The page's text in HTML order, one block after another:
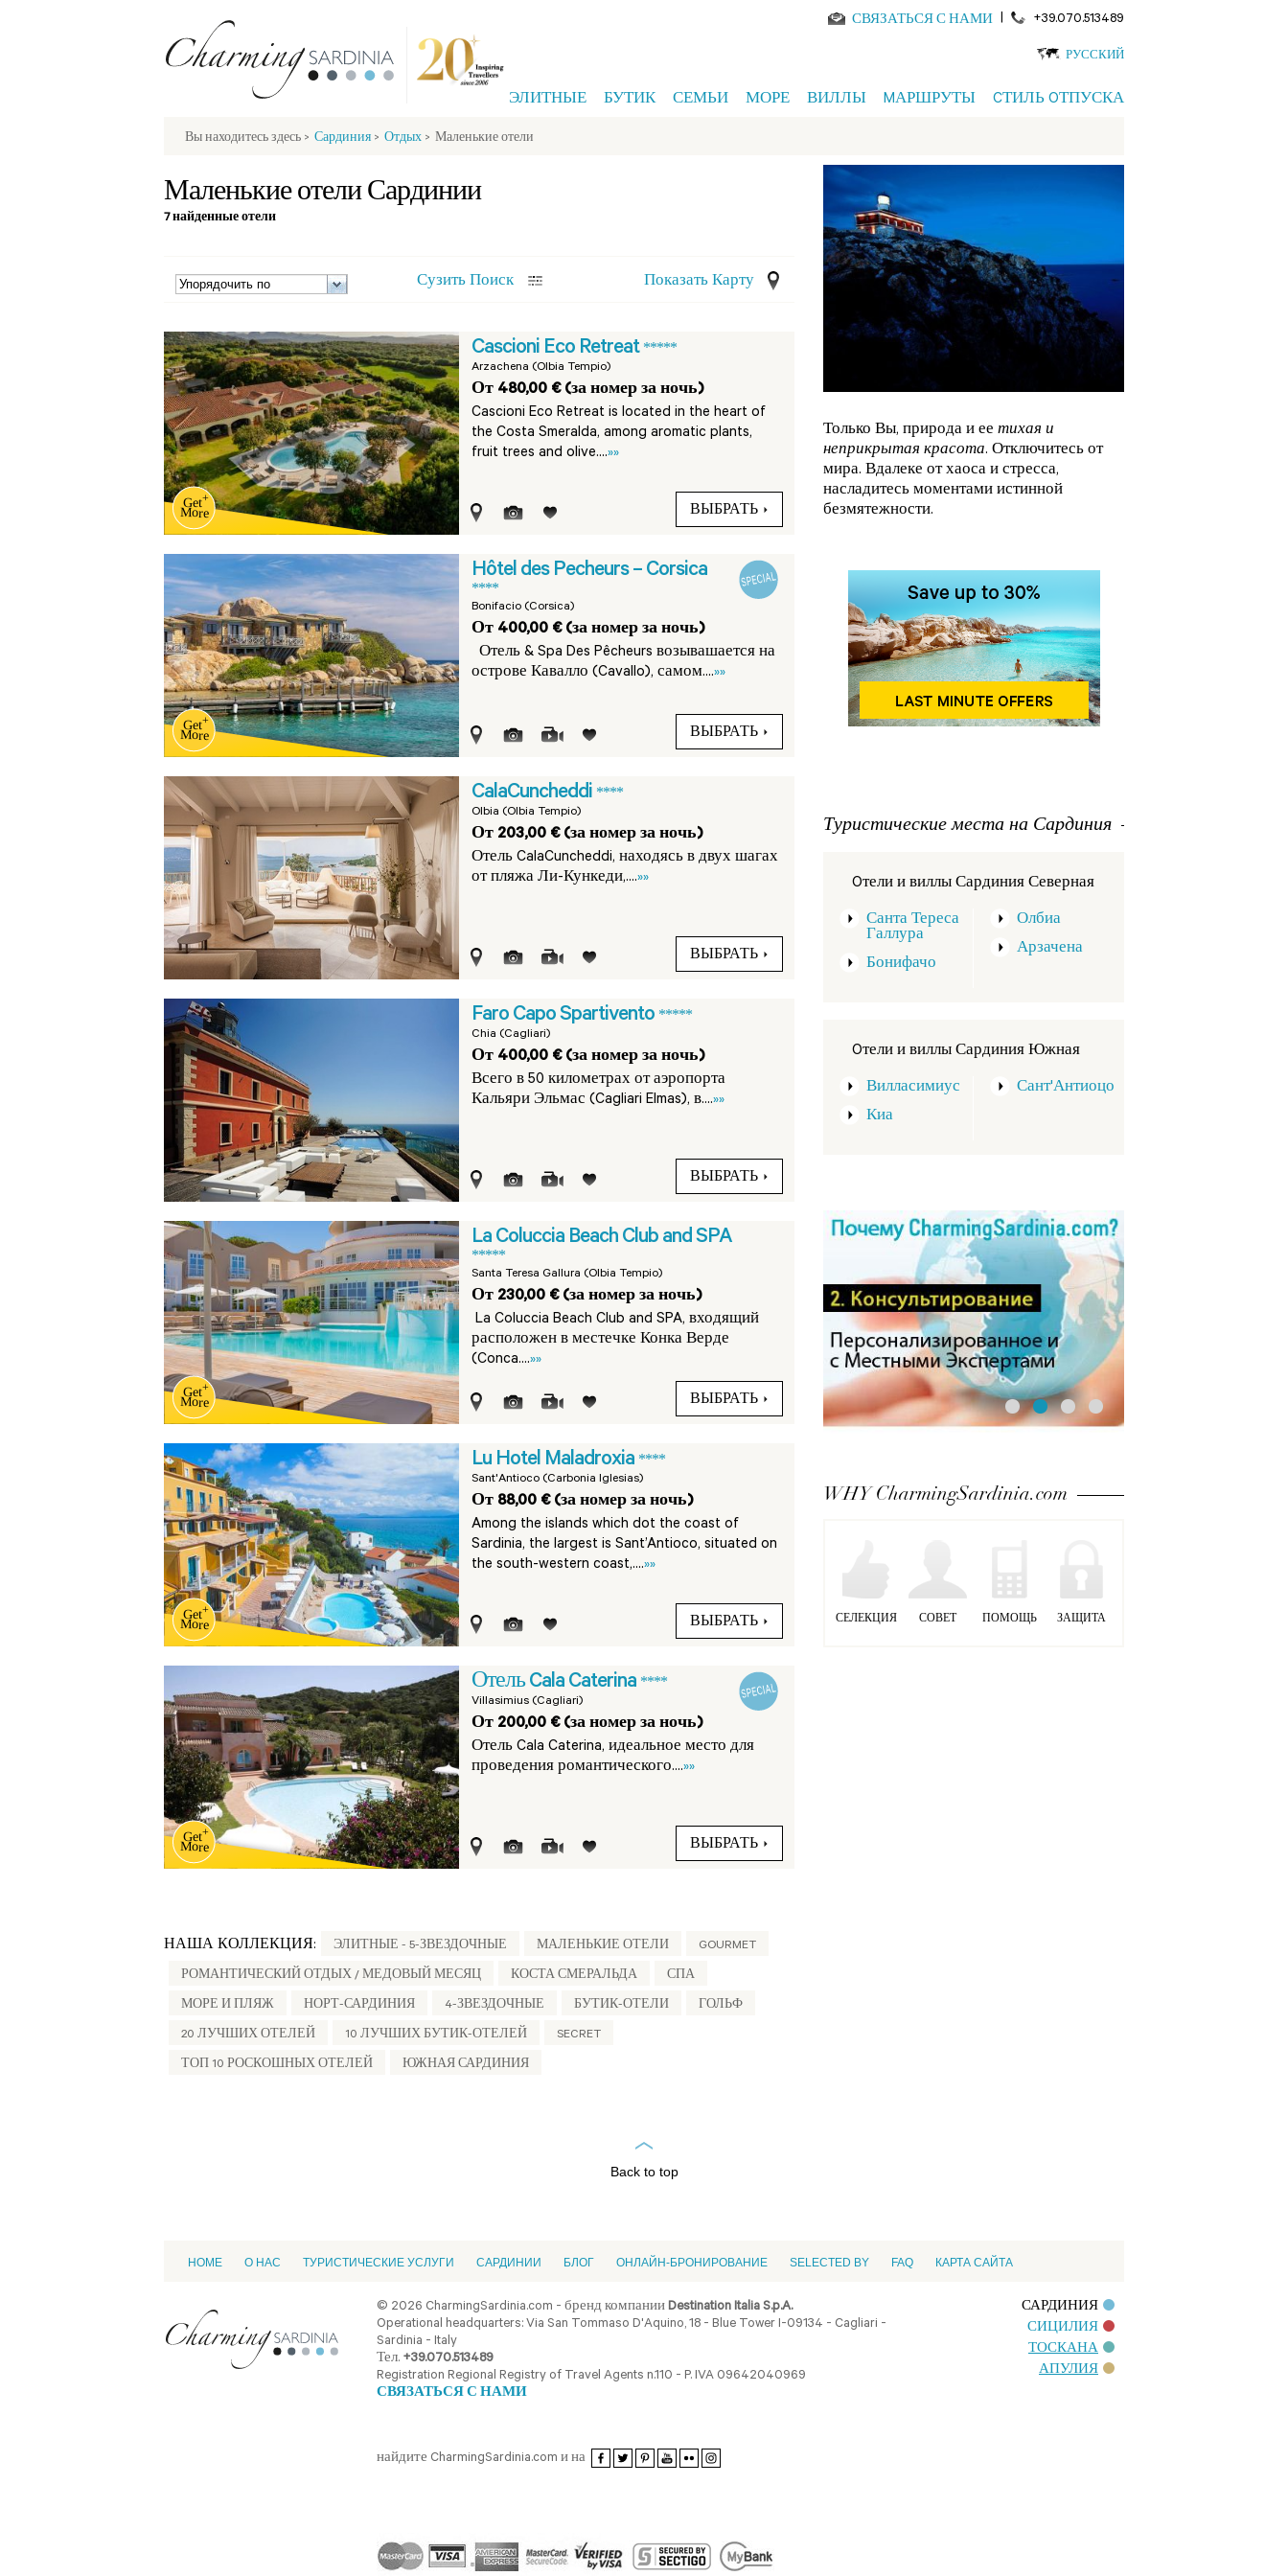
СВЯЗАТЬСЯ С НАМИ | +39.070.513489
РУССКИЙ
ЭЛИТНЫЕ БУТИК СЕМЬИ МОРЕ ВИЛЛЫ MАРШРУТЫ CТИЛЬ OТПУСКА
Вы находитесь здесь > Сардиния > Отдых > Маленькие отели
Маленькие отели Сардинии
7 найденные отели
Сузить Поиск Показать Карту
Cascioni Eco Retreat *****
Arzachena (Olbia Tempio)
От 480,00 € (за номер за ночь)
Cascioni Eco Retreat is located in the heart of
the Costa Smeralda, among aromatic plants,
fruit trees and olive....»»
ВЫБРАТЬ
Hôtel des Pecheurs – Corsica
****
Bonifacio (Corsica)
От 400,00 € (за номер за ночь)
Отель & Spa Des Pêcheurs возывашается на
острове Кавалло (Cavallo), самом....»»
ВЫБРАТЬ
CalaCuncheddi ****
Olbia (Olbia Tempio)
От 203,00 € (за номер за ночь)
Отель CalaCuncheddi, находясь в двух шагах
от пляжа Ли-Кункеди,....»»
ВЫБРАТЬ
Faro Capo Spartivento *****
Chia (Cagliari)
От 400,00 € (за номер за ночь)
Всего в 50 километрах от аэропорта
Кальяри Эльмас (Cagliari Elmas), в....»»
ВЫБРАТЬ
La Coluccia Beach Club and SPA
*****
Santa Teresa Gallura (Olbia Tempio)
От 230,00 € (за номер за ночь)
La Coluccia Beach Club and SPA, входящий
расположен в местечке Конка Верде
(Conca....»»
ВЫБРАТЬ
Lu Hotel Maladroxia ****
Sant'Antioco (Carbonia Iglesias)
От 88,00 € (за номер за ночь)
Among the islands which dot the coast of
Sardinia, the largest is Sant’Antioco, situated on
the south-western coast,....»»
ВЫБРАТЬ
Отель Cala Caterina ****
Villasimius (Cagliari)
От 200,00 € (за номер за ночь)
Отель Cala Caterina, идеальное место для
проведения романтического....»»
ВЫБРАТЬ
НАША КОЛЛЕКЦИЯ: ЭЛИТНЫЕ - 5-ЗВЕЗДОЧНЫЕ МАЛЕНЬКИЕ ОТЕЛИ GOURMET
РОМАНТИЧЕСКИЙ ОТДЫХ / МЕДОВЫЙ МЕСЯЦ КОСТА СМЕРАЛЬДА СПА
МОРЕ И ПЛЯЖ НОРТ-САРДИНИЯ 4-ЗВЕЗДОЧНЫЕ БУТИК-ОТЕЛИ ГОЛЬФ
20 ЛУЧШИХ ОТЕЛЕЙ 10 ЛУЧШИХ БУТИК-ОТЕЛЕЙ SECRET
ТОП 10 РОСКОШНЫХ ОТЕЛЕЙ ЮЖНАЯ САРДИНИЯ
Только Вы, природа и ее тихая и
неприкрытая красота. Отключитесь от
мира. Вдалеке от хаоса и стресса,
насладитесь моментами истинной
безмятежности.
Туристические места на Сардиния
Oтели и виллы Сардиния Северная
Санта Тереса
Галлура
Бонифачо
Олбиа
Арзачена
Oтели и виллы Сардиния Южная
Вилласимиус
Киа
Сант'Антиоцо
WHY CharmingSardinia.com
СЕЛЕКЦИЯ СОВЕТ ПОМОЩЬ ЗАЩИТА
Back to top
HOME О НАС ТУРИСТИЧЕСКИЕ УСЛУГИ CАРДИНИИ БЛОГ ОНЛАЙН-БРОНИРОВАНИЕ SELECTED BY FAQ КАРТА САЙТА
© 2026 CharmingSardinia.com - бренд компанииDestination Italia S.p.A.
Operational headquarters: Via San Tommaso D'Aquino, 18 - Blue Tower I-09134 - Cagliari -
Sardinia - Italy
Тел. +39.070.513489
Registration Regional Registry of Travel Agents n.110 - P. IVA 09642040969
СВЯЗАТЬСЯ С НАМИ
найдите CharmingSardinia.com и на
САРДИНИЯ
СИЦИЛИЯ
ТОСКАНА
АПУЛИЯ